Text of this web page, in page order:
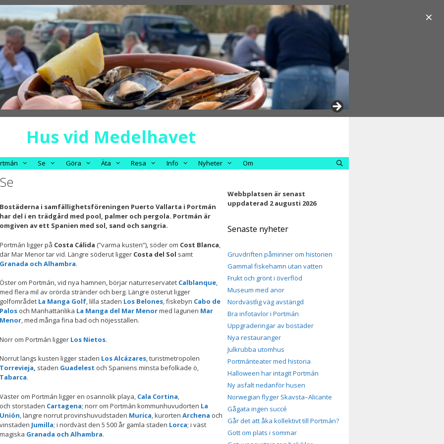
Hus vid Medelhavet
Se Göra Äta Resa Info Nyheter Om
Se
Bostäderna i samfällighetsföreningen Puerto Vallarta i Portmán
har del i en trädgård med pool, palmer och pergola. Portmán är
omgiven av ett Spanien med sol, sand och sangria.
Portmán ligger på Costa Cálida (”varma kusten”), söder om Cost Blanca,
där Mar Menor tar vid. Längre söderut ligger Costa del Sol samt
Granada och Alhambra.
Öster om Portmán, vid nya hamnen, börjar naturreservatet Calblanque,
med flera mil av orörda stränder och berg. Längre österut ligger
golfområdet La Manga Golf, lilla staden Los Belones, fiskebyn Cabo de
Palos och Manhattanlika La Manga del Mar Menormed lagunen Mar
Menor, med många fina bad och nöjesställen.
Norr om Portmán ligger Los Nietos.
Norrut längs kusten ligger staden Los Alcázares, turistmetropolen
Torrevieja, staden Guadelest och Spaniens minsta befolkade ö,
Tabarca.
Väster om Portmán ligger en osannolik playa, Cala Cortina,
och storstaden Cartagena; norr om Portmán kommunhuvudorten La
Unión, längre norrut provinshuvudstaden Murica, kurorten Archena och
vinstaden Jumilla; i nordväst den 5 500 år gamla staden Lorca; i väst
magiska Granada och Alhambra.
Webbplatsen är senast
uppdaterad 2 augusti 2026
Senaste nyheter
Gruvdriften påminner om historien
Gammal fiskehamn utan vatten
Frukt och grönt i överflöd
Museum med anor
Nordvästlig väg avstängd
Bra infotavlor i Portmán
Uppgraderingar av bostäder
Nya restauranger
Julkrubba utomhus
Portmánteater med historia
Halloween har intagit Portmán
Ny asfalt nedanför husen
Norwegian flyger Skavsta–Alicante
Gågata ingen succé
Går det att åka kollektivt till Portmán?
Gott om plats i sommar
×
Dessa kakor
går inte att
hemsidan
över huvud
taget ska
fungera.
kunna
förbättra
och
uppbyggnad,
baserat på
hur
hemsidan